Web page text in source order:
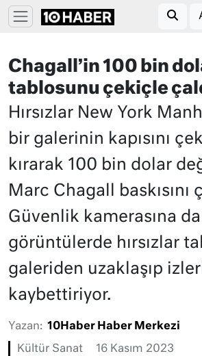
Chagall’in 100 bin
tablosunu çekiçle
Hırsızlar New York
bir galerinin kapısını
kırarak 100 bin dolar
Marc Chagall baskısını
Güvenlik kamerasına da
görüntülerde hırsızlar
galeriden uzaklaşıp
kaybettiriyor.
Yazan: 10Haber Haber Merkezi
Kültür Sanat 16 Kasım 2023